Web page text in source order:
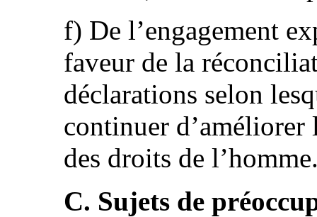
f) De l’engagement
faveur de la
déclarations selon
continuer
des droits de
C. Sujets de